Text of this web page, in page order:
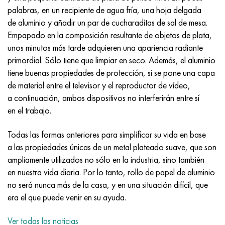
palabras, en un recipiente de agua fría, una hoja delgada
de aluminio y añadir un par de cucharaditas de sal de mesa.
Empapado en la composición resultante de objetos de plata,
unos minutos más tarde adquieren una apariencia radiante
primordial. Sólo tiene que limpiar en seco. Además, el aluminio
tiene buenas propiedades de protección, si se pone una capa
de material entre el televisor y el reproductor de vídeo,
a continuación, ambos dispositivos no interferirán entre sí
en el trabajo.
Todas las formas anteriores para simplificar su vida en base
a las propiedades únicas de un metal plateado suave, que son
ampliamente utilizados no sólo en la industria, sino también
en nuestra vida diaria. Por lo tanto, rollo de papel de aluminio
no será nunca más de la casa, y en una situación difícil, que
era el que puede venir en su ayuda.
Ver todas las noticias
Incotherm
incotest
Jette M152
Cobalto 6B
maraging 250
René 41
Maraging 300
Maraging 350
MP35N
47ND
47НХР
49KF
49K2F, 49K2FA-VI
Aleación 50N
Aleación 50NP
50NHS
Aleación 52N
52K12F
HN62VMYUT
HN62MVKYU
HN63MB
XN65VM
KhN65VMTYu
KhN67MVTYu
KhN68VKTYU
KhN68VMTYUK-vd
KhN70VMTYu
VT-35
PT-1M
PT-3V
PT-7M
2B
SPT-2 sv
A LAS 3
3M
TL3
1.4466 - AISI 310MoLn
Aleación Al6xn
15-7Ph® - 1.4532
PH 13-8 meses - 1.4534
1.4542 - 17-4Ph®
Custom 455® - 1.4543 - uns s45500
1.4545 - 15-5Ph®
1.4548 - 17-4Ph®
1.4550 - AISI 347
10X17H13M3T
10X18N18Yu4D
11X11N2V2MF
12Х18Н9Т
13X11N2V2MF
15x11mf
15х12vnmf
15Х12Н2MVFAB
15X16K5N2MVFAB
2,0872, CuNi10Fe1Mn, Cw352h
Bronce aluminio silicio
CW301G, C64200
bronce de silicio
C65500, CuAl11Fe3
C65620, CuSi3Fe2Zn3
C65100, CuSi1.5
Bronce estaño-plomo
c92200, CuSn6Zn4Pb2
latón rojo
C84400, CuSn2ZnPb
C83600, CuSn5ZnPb
45G2, 45g2, AISI 1144
Aleación de acero estructural
10g2, 10g2, AISI 1513
12X2H4A, 15NiCr13, 1.5752
AC14, 11SMnPb30
20G, 20mn5
20XH3A, AISI 4320, 20hn3a
20HM, 24CrMo5, 20hm
25KhGM, 20CrMo5, 1.7264
Р6М5, 1.3343, hs6-5-2, sw7m
Р6М5К5, 1.3243, hs6-5-2-5
R6M5F3, 1.3344, hs6-5-3
9М4К8,1.3207
R12F3, 1.3318, sw12
P18, 1,3355, hs18-0-1, sw18
Acero carbono
10,1.1645, C105W1
11G12, 110G13L, X120Mn12